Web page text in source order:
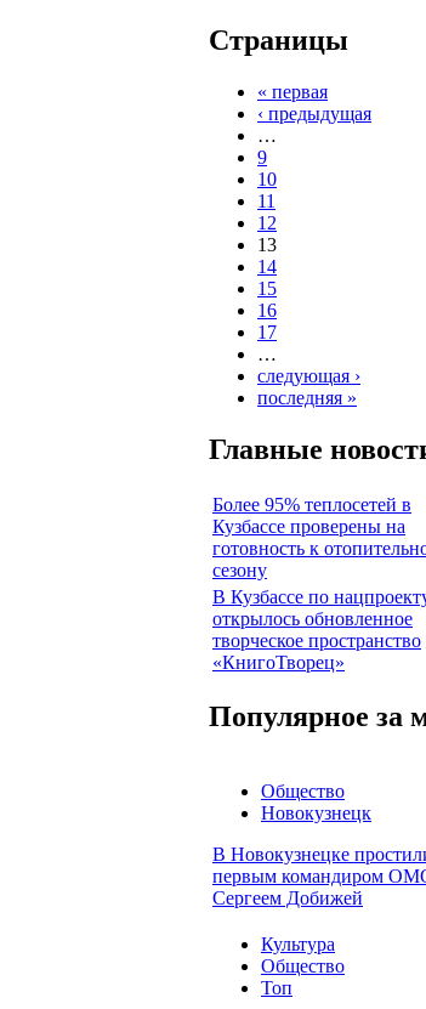
Страницы
« первая
‹ предыдущая
…
9
10
11
12
13
14
15
16
17
…
следующая ›
последняя »
Главные
Более 95% теплосетей в
Кузбассе проверены на
готовность к
сезону
В Кузбассе по
открылось обновленное
творческое пространство
«КнигоТворец»
Популярное за
Общество
Новокузнецк
В Новокузнецке
первым командиром
Сергеем Добижей
Культура
Общество
Топ